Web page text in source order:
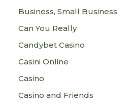
Business, Small Business
Can You Really
Candybet Casino
Casini Online
Casino
Casino and Friends